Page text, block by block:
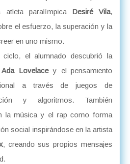
atleta paralímpica Desiré Vila,
el esfuerzo, la superación y la
en uno mismo.
ciclo, el alumnado descubrió la
Ada Lovelacey el pensamiento
a través de juegos de
y algoritmos. También
la música y el rap como forma
social inspirándose en la artista
, creando sus propios mensajes